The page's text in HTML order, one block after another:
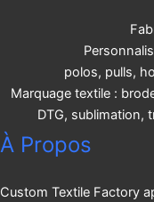
polos, pulls,
Marquage textile :
DTG, sublimation,
À Propos
Custom Textile Factory